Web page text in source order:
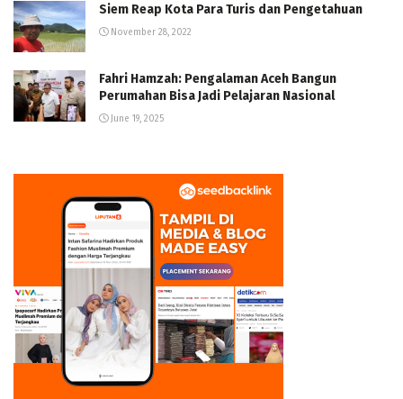
Siem Reap Kota Para Turis dan Pengetahuan
November 28, 2022
Fahri Hamzah: Pengalaman Aceh Bangun
Perumahan Bisa Jadi Pelajaran Nasional
June 19, 2025